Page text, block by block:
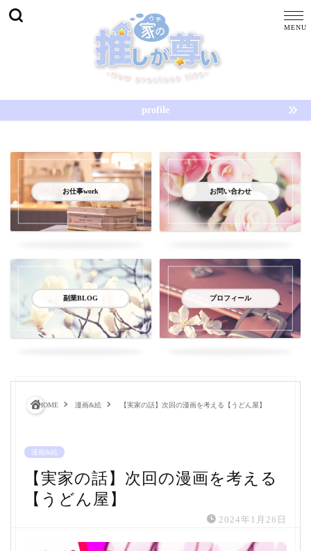
profile
お仕事work お問い合わせ
副業BLOG プロフィール
HOME 漫画&絵 【実家の話】次回の漫画を考える【うどん屋】
漫画&絵
【実家の話】次回の漫画を考える
【うどん屋】
2024年1月26日